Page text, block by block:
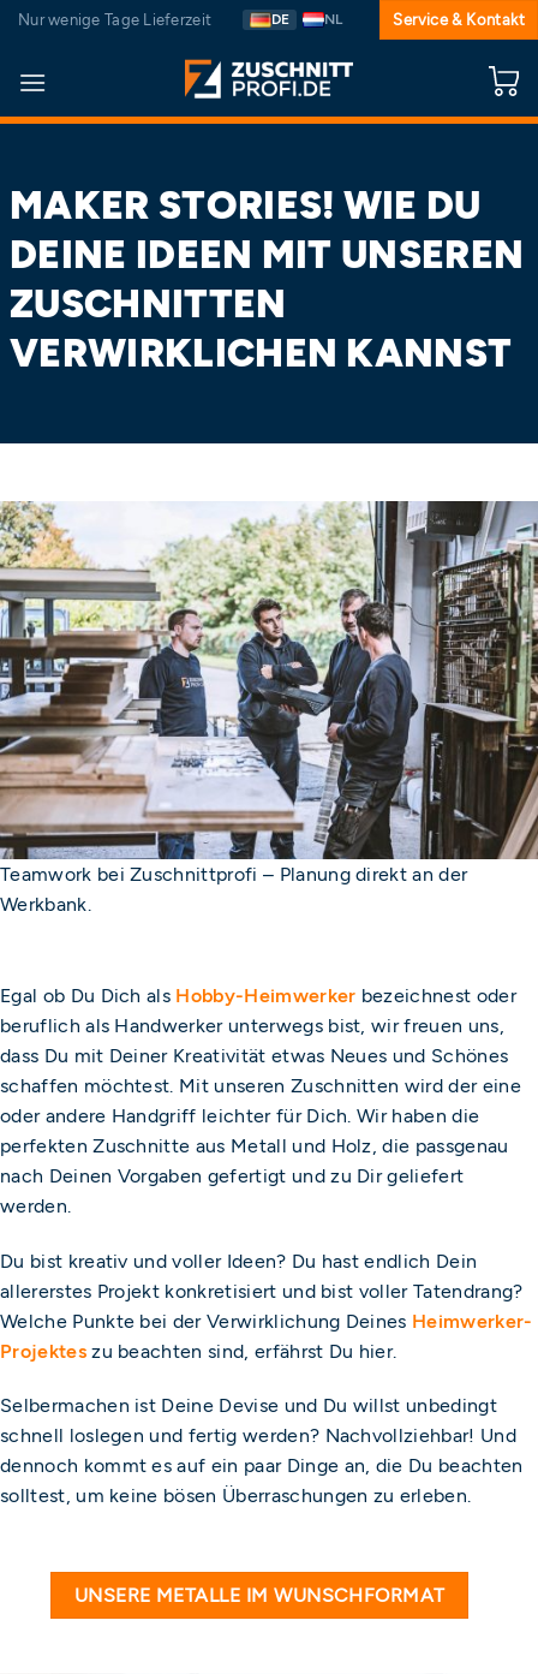
Zum
springen
Nur wenige Tage Lieferzeit DE NL Service & Kontakt
MAKER STORIES! WIE DU
DEINE IDEEN MIT UNSEREN
ZUSCHNITTEN
VERWIRKLICHEN KANNST
Teamwork bei Zuschnittprofi – Planung direkt an der
Werkbank.
Egal ob Du Dich als Hobby-Heimwerker bezeichnest oder
beruflich als Handwerker unterwegs bist, wir freuen uns,
dass Du mit Deiner Kreativität etwas Neues und Schönes
schaffen möchtest. Mit unseren Zuschnitten wird der eine
oder andere Handgriff leichter für Dich. Wir haben die
perfekten Zuschnitte aus Metall und Holz, die passgenau
nach Deinen Vorgaben gefertigt und zu Dir geliefert
werden.
Du bist kreativ und voller Ideen? Du hast endlich Dein
allererstes Projekt konkretisiert und bist voller Tatendrang?
Welche Punkte bei der Verwirklichung Deines Heimwerker-
Projektes zu beachten sind, erfährst Du hier.
Selbermachen ist Deine Devise und Du willst unbedingt
schnell loslegen und fertig werden? Nachvollziehbar! Und
dennoch kommt es auf ein paar Dinge an, die Du beachten
solltest, um keine bösen Überraschungen zu erleben.
UNSERE METALLE IM WUNSCHFORMAT